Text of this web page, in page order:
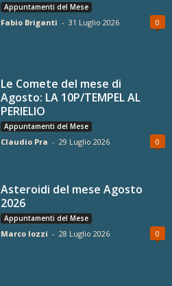
Appuntamenti del Mese
Fabio Briganti - 31 Luglio 2026 0
Le Comete del mese di
Agosto: LA 10P/TEMPEL AL
PERIELIO
Appuntamenti del Mese
Claudio Pra - 29 Luglio 2026 0
Asteroidi del mese Agosto
2026
Appuntamenti del Mese
Marco Iozzi - 28 Luglio 2026 0